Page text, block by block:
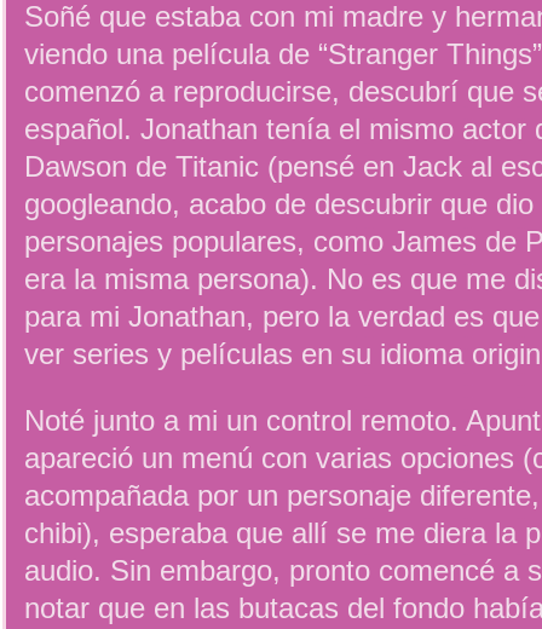
Soñé que estaba con mi madre y
viendo una película de “Stranger
comenzó a reproducirse, descubrí que
español. Jonathan tenía el mismo actor
Dawson de Titanic (pensé en Jack al
googleando, acabo de descubrir que
personajes populares, como James de
era la misma persona). No es que me
para mi Jonathan, pero la verdad es
ver series y películas en su idioma
Noté junto a mi un control remoto.
apareció un menú con varias opciones
acompañada por un personaje
chibi), esperaba que allí se me diera la
audio. Sin embargo, pronto comencé a
notar que en las butacas del fondo